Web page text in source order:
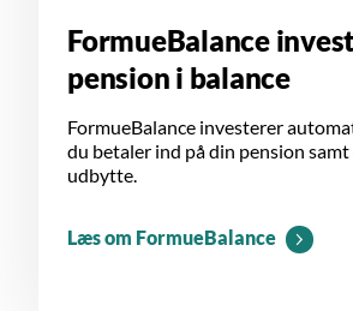
FormueBalance
pension i balance
FormueBalance investerer
du betaler ind på din pension
udbytte.
Læs om FormueBalance